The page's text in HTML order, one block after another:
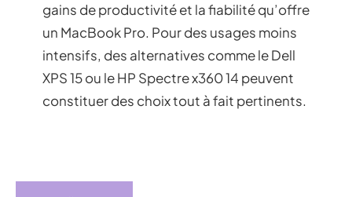
gains de productivité et la fiabilité qu’offre
un MacBook Pro. Pour des usages moins
intensifs, des alternatives comme le Dell
XPS 15 ou le HP Spectre x360 14 peuvent
constituer des choix tout à fait pertinents.